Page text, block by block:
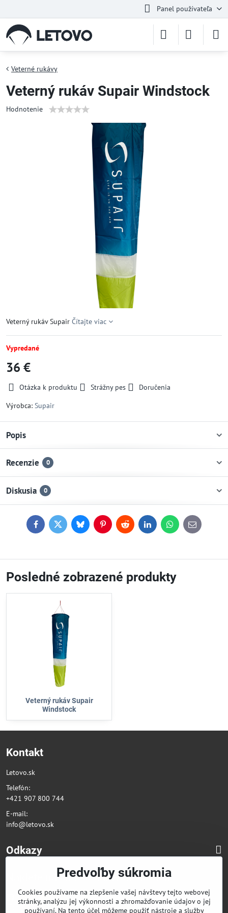
Panel používateľa
Veterné rukávy
Veterný rukáv Supair Windstock
Hodnotenie
Veterný rukáv Supair Čítajte viac
Vypredané
36 €
Otázka k produktu Strážny pes
Doručenia
Výrobca: Supair
Popis
Recenzie 0
Diskusia 0
FacebookTwitterBlueskyPinterestReddit LinkedInWhatsApp
E-
mail
Posledné zobrazené produkty
Veterný rukáv Supair
Windstock
Kontakt
Letovo.sk
Telefón:
+421 907 800 744
E-mail:
info@letovo.sk
Odkazy
Nájdete nás na sociálnych sieťach
Facebook
Instagram
Predvoľby súkromia
Cookies používame na zlepšenie vašej návštevy tejto webovej
stránky, analýzu jej výkonnosti a zhromažďovanie údajov o jej
používaní. Na tento účel môžeme použiť nástroje a služby